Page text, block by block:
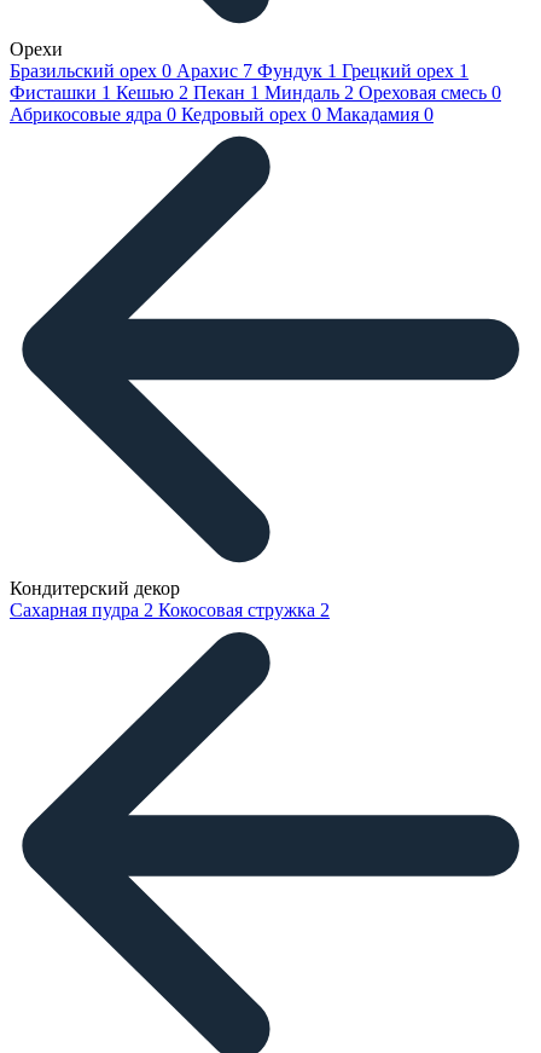
Орехи
Бразильский орех 0 Арахис 7 Фундук 1 Грецкий орех 1
Фисташки 1 Кешью 2 Пекан 1 Миндаль 2 Ореховая смесь 0
Абрикосовые ядра 0 Кедровый орех 0 Макадамия 0
Кондитерский декор
Сахарная пудра 2 Кокосовая стружка 2